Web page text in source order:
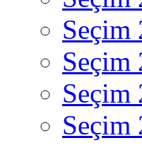
Seçim
Seçim
Seçim
Seçim